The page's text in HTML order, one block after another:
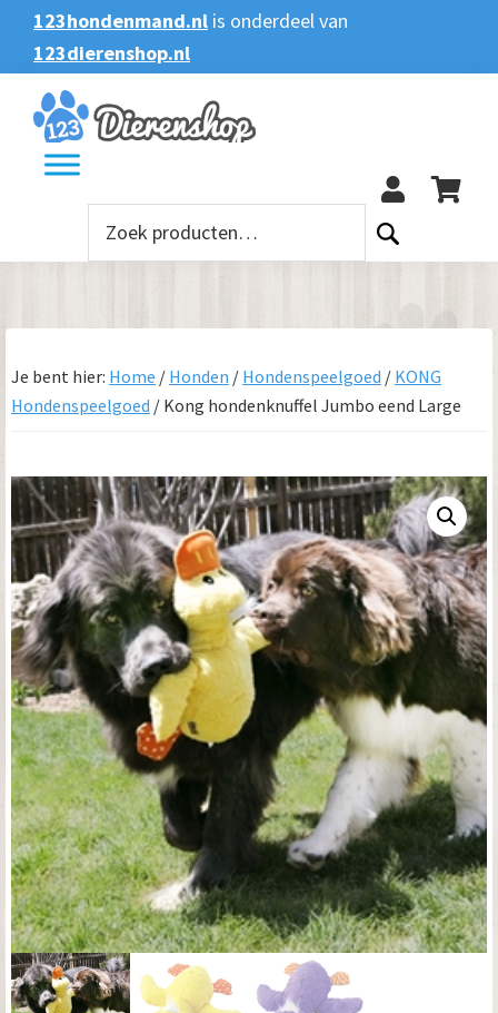
Spring
naar
de
hoofdnavigatie
Door
naar
de
hoofd
inhoud
Spring
naar
de
voettekst
123hondenmand.nl is onderdeel van
123dierenshop.nl
Zoeken
Zoeken
naar:
Je bent hier: Home / Honden / Hondenspeelgoed / KONG
Hondenspeelgoed / Kong hondenknuffel Jumbo eend Large